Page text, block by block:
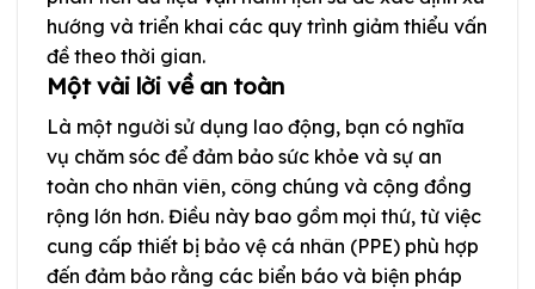
hướng và triển khai các quy trình giảm thiểu vấn
đề theo thời gian.
Một vài lời về an toàn
Là một người sử dụng lao động, bạn có nghĩa
vụ chăm sóc để đảm bảo sức khỏe và sự an
toàn cho nhân viên, công chúng và cộng đồng
rộng lớn hơn. Điều này bao gồm mọi thứ, từ việc
cung cấp thiết bị bảo vệ cá nhân (PPE) phù hợp
đến đảm bảo rằng các biển báo và biện pháp